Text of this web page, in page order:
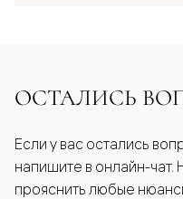
ОСТАЛИСЬ
Если у вас остались
напишите в онлайн-чат.
прояснить любые